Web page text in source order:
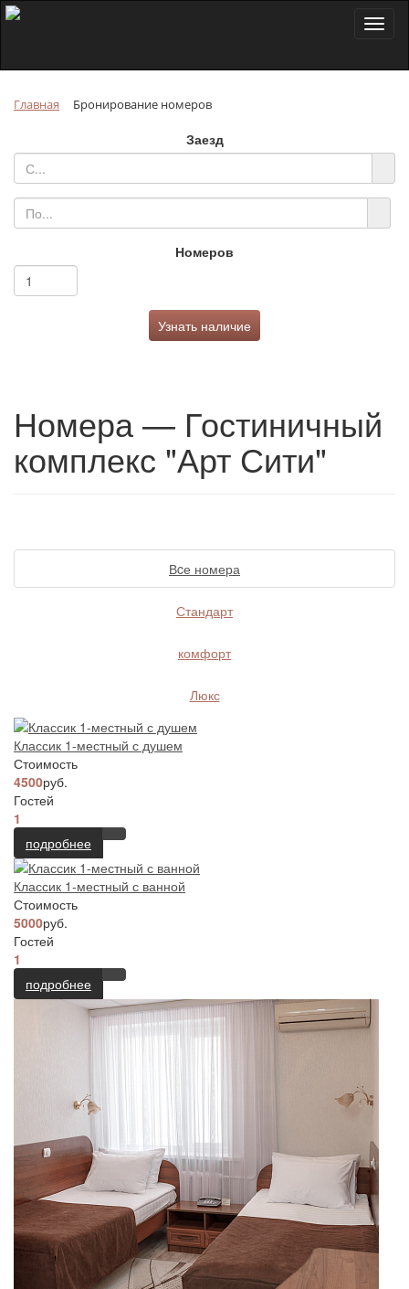
Главная Бронирование номеров
Заезд
Номеров
Узнать наличие
Номера — Гостиничный
комплекс "Арт Сити"
Вcе номера
Стандарт
комфорт
Люкс
Классик 1-местный с душем
Стоимость
4500руб.
Гостей
1
подробнее
Классик 1-местный с ванной
Стоимость
5000руб.
Гостей
1
подробнее